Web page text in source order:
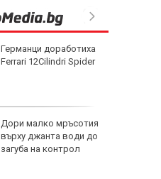
Германци доработиха
Ferrari 12Cilindri Spider
Дори малко мръсотия
върху джанта води до
загуба на контрол